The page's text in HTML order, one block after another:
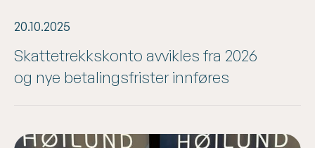
20.10.2025
Skattetrekkskonto avvikles fra 2026
og nye betalingsfrister innføres